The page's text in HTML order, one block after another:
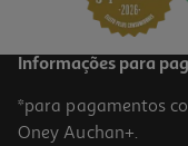
Informações para
*para pagamentos
Oney Auchan+.